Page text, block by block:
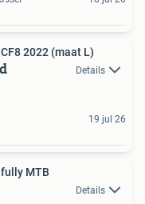
2022 (maat L)
Details
19 jul 26
MTB
Details